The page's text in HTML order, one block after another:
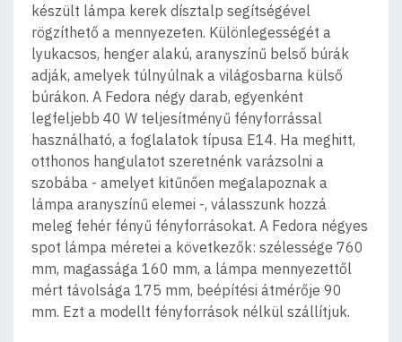
készült lámpa kerek dísztalp segítségével
rögzíthető a mennyezeten. Különlegességét a
lyukacsos, henger alakú, aranyszínű belső búrák
adják, amelyek túlnyúlnak a világosbarna külső
búrákon. A Fedora négy darab, egyenként
legfeljebb 40 W teljesítményű fényforrással
használható, a foglalatok típusa E14. Ha meghitt,
otthonos hangulatot szeretnénk varázsolni a
szobába - amelyet kitűnően megalapoznak a
lámpa aranyszínű elemei -, válasszunk hozzá
meleg fehér fényű fényforrásokat. A Fedora négyes
spot lámpa méretei a következők: szélessége 760
mm, magassága 160 mm, a lámpa mennyezettől
mért távolsága 175 mm, beépítési átmérője 90
mm. Ezt a modellt fényforrások nélkül szállítjuk.